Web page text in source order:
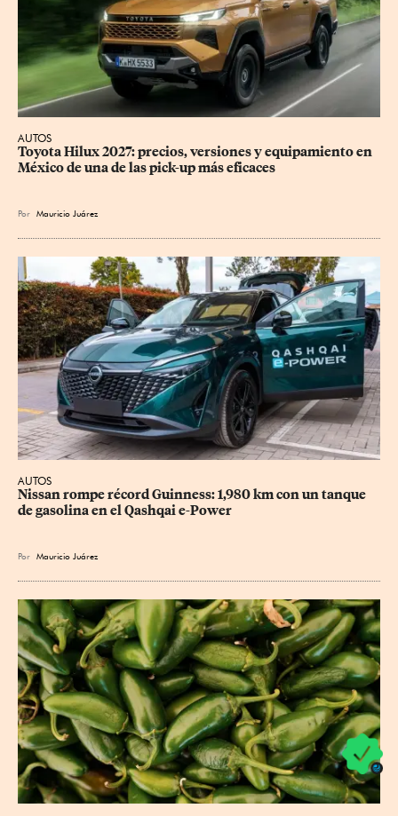
AUTOS
Toyota Hilux 2027: precios, versiones y equipamiento en
México de una de las pick-up más eficaces
Por Mauricio Juárez
AUTOS
Nissan rompe récord Guinness: 1,980 km con un tanque
de gasolina en el Qashqai e-Power
Por Mauricio Juárez